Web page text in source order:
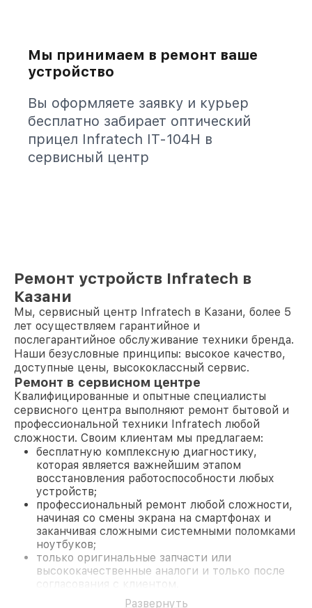
Мы принимаем в ремонт ваше
устройство
Вы оформляете заявку и курьер
бесплатно забирает оптический
прицел Infratech IT-104H в
сервисный центр
Ремонт устройств Infratech в
Казани
Мы, сервисный центр Infratech в Казани, более 5
лет осуществляем гарантийное и
послегарантийное обслуживание техники бренда.
Наши безусловные принципы: высокое качество,
доступные цены, высококлассный сервис.
Ремонт в сервисном центре
Квалифицированные и опытные специалисты
сервисного центра выполняют ремонт бытовой и
профессиональной техники Infratech любой
сложности. Своим клиентам мы предлагаем:
бесплатную комплексную диагностику,
которая является важнейшим этапом
восстановления работоспособности любых
устройств;
профессиональный ремонт любой сложности,
начиная со смены экрана на смартфонах и
заканчивая сложными системными поломками
ноутбуков;
только оригинальные запчасти или
высококачественные аналоги и только после
согласования с клиентом.
На все работы и замененные комплектующие
Развернуть